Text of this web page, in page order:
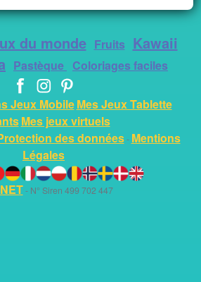
du monde Fruits Kawaii
Pastèque Coloriages faciles
Jeux MobileMes Jeux Tablette
Mes jeux virtuels
des données- Mentions
Légales
- N° Siren 499 702 447